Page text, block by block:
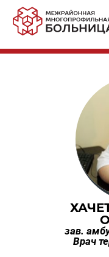
зав.
Врач